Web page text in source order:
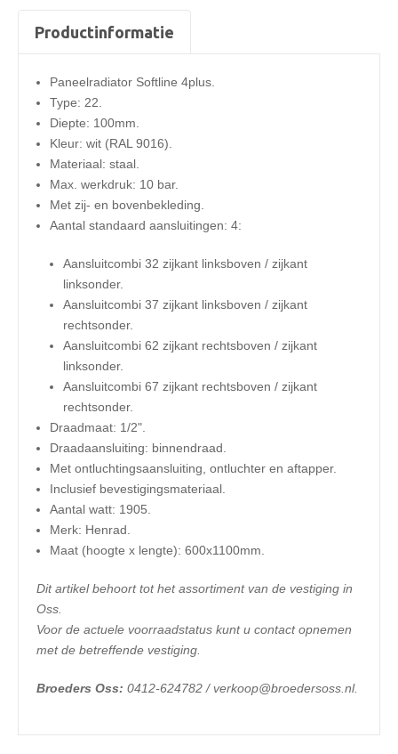
1905watt
Productinformatie
Paneelradiator Softline 4plus.
Type: 22.
Diepte: 100mm.
Kleur: wit (RAL 9016).
Materiaal: staal.
Max. werkdruk: 10 bar.
Met zij- en bovenbekleding.
Aantal standaard aansluitingen: 4:
Aansluitcombi 32 zijkant linksboven / zijkant
linksonder.
Aansluitcombi 37 zijkant linksboven / zijkant
rechtsonder.
Aansluitcombi 62 zijkant rechtsboven / zijkant
linksonder.
Aansluitcombi 67 zijkant rechtsboven / zijkant
rechtsonder.
Draadmaat: 1/2".
Draadaansluiting: binnendraad.
Met ontluchtingsaansluiting, ontluchter en aftapper.
Inclusief bevestigingsmateriaal.
Aantal watt: 1905.
Merk: Henrad.
​Maat (hoogte x lengte): 600x1100mm.
Dit artikel behoort tot het assortiment van de vestiging in
Oss.
Voor de actuele voorraadstatus kunt u contact opnemen
met de betreffende vestiging.
Broeders Oss: 0412-624782 / verkoop@broedersoss.nl.